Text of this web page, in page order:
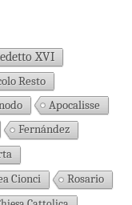
XVI
Resto
Apocalisse
Fernández
Cionci
Rosario